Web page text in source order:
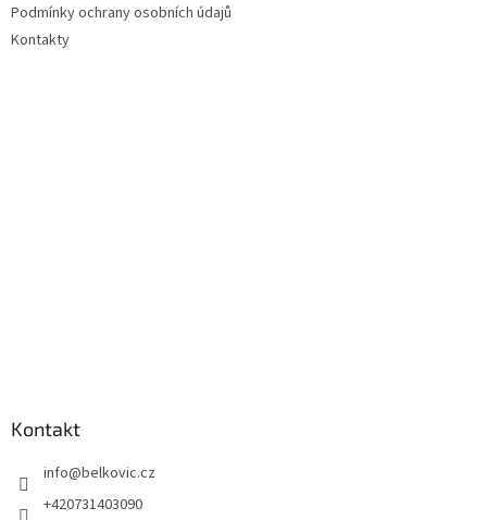
Podmínky ochrany osobních údajů
Kontakty
Kontakt
info@belkovic.cz
+420731403090